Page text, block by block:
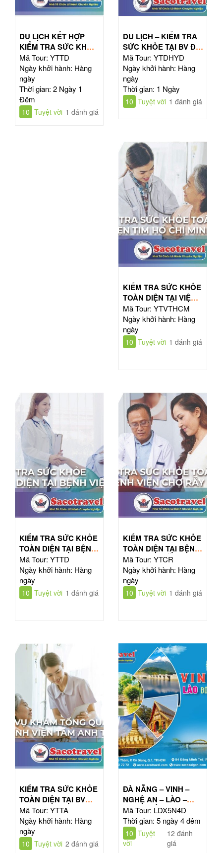
DU LỊCH KẾT HỢP
KIỂM TRA SỨC KHỎE
TOÀN DIỆN
Mã Tour: YTTD
Ngày khởi hành: Hàng
ngày
Thời gian: 2 Ngày 1
Đêm
10 Tuyệt vời 1 đánh giá
DU LỊCH – KIỂM TRA
SỨC KHỎE TẠI BV ĐẠI
HỌC Y DƯỢC TPHCM
Mã Tour: YTDHYD
Ngày khởi hành: Hàng
ngày
Thời gian: 1 Ngày
10 Tuyệt vời 1 đánh giá
KIỂM TRA SỨC KHỎE
TOÀN DIỆN TẠI VIỆN
TIM HỒ CHÍ MINH
Mã Tour: YTVTHCM
Ngày khởi hành: Hàng
ngày
10 Tuyệt vời 1 đánh giá
KIỂM TRA SỨC KHỎE
TOÀN DIỆN TẠI BỆNH
VIỆN TỪ DŨ
Mã Tour: YTTD
Ngày khởi hành: Hàng
ngày
10 Tuyệt vời 1 đánh giá
KIỂM TRA SỨC KHỎE
TOÀN DIỆN TẠI BỆNH
VIỆN CHỢ RẪY
Mã Tour: YTCR
Ngày khởi hành: Hàng
ngày
10 Tuyệt vời 1 đánh giá
KIỂM TRA SỨC KHỎE
TOÀN DIỆN TẠI BV
TÂM ANH HỒ CHÍ
MINH
Mã Tour: YTTA
Ngày khởi hành: Hàng
ngày
10 Tuyệt vời 2 đánh giá
ĐÀ NẴNG – VINH –
NGHỆ AN – LÀO –
ĐÔNG BẮC THÁI LAN
| TOUR 5N4Đ
Mã Tour: LDX5N4D
Thời gian: 5 ngày 4 đêm
10 Tuyệt
vời
12 đánh
giá